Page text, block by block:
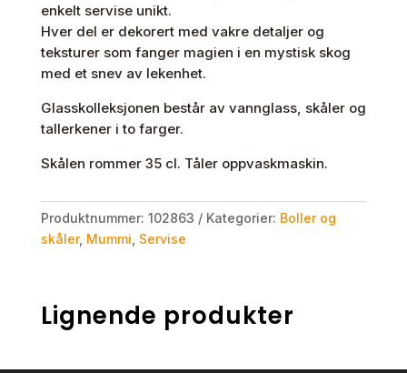
enkelt servise unikt.
Hver del er dekorert med vakre detaljer og
teksturer som fanger magien i en mystisk skog
med et snev av lekenhet.
Glasskolleksjonen består av vannglass, skåler og
tallerkener i to farger.
Skålen rommer 35 cl. Tåler oppvaskmaskin.
Produktnummer: 102863 Kategorier: Boller og
skåler, Mummi Servise
Lignende produkter